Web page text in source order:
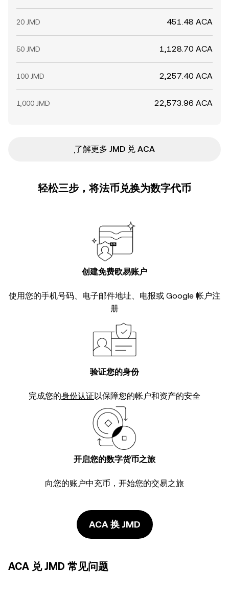
20 JMD 451.48 ACA
50 JMD 1,128.70 ACA
100 JMD 2,257.40 ACA
1,000 JMD 22,573.96 ACA
ִִִִִִִִִִִִִִִִִִִִִִִִִִִִִִִִִִִִִִִִִִִִִִִ了解更多 JMD 兑 ACA
轻松三步，将法币兑换为数字代币
创建免费欧易账户
使用您的手机号码、电子邮件地址、电报或 Google 帐户注
册
验证您的身份
完成您的身份认证以保障您的帐户和资产的安全
开启您的数字货币之旅
向您的账户中充币，开始您的交易之旅
ACA 换 JMD
ACA 兑 JMD 常见问题